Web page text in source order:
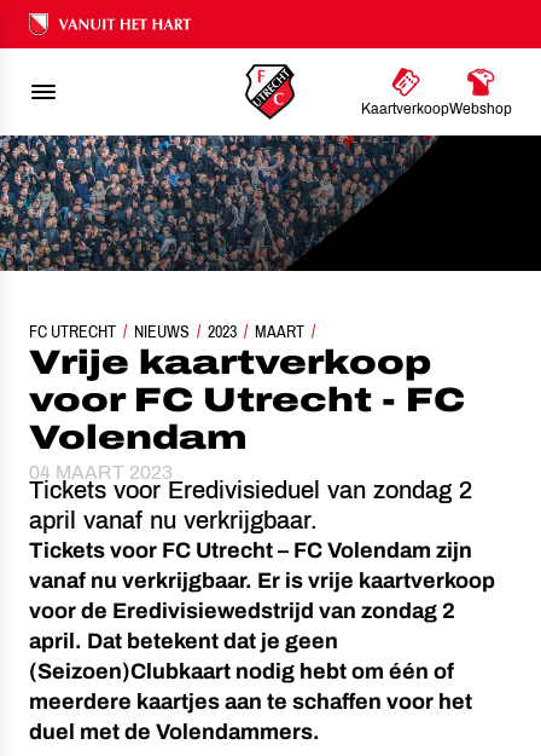
Ons nalatenschap
KaartverkoopWebshop
FC UTRECHT NIEUWS 2023 MAART
VRIJE KAARTVERKOOP VOOR FC UTRECHT - FC VOLENDAM
Vrije kaartverkoop
voor FC Utrecht - FC
Volendam
04 MAART 2023
Tickets voor Eredivisieduel van zondag 2
april vanaf nu verkrijgbaar.
Tickets voor FC Utrecht – FC Volendam zijn
vanaf nu verkrijgbaar. Er is vrije kaartverkoop
voor de Eredivisiewedstrijd van zondag 2
april. Dat betekent dat je geen
(Seizoen)Clubkaart nodig hebt om één of
meerdere kaartjes aan te schaffen voor het
duel met de Volendammers.